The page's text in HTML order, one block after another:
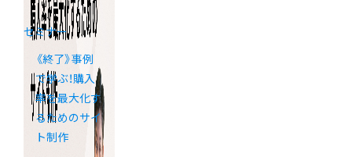
セミナー
《終了》事例
で学ぶ！購入
率を最大化す
るためのサイ
ト制作